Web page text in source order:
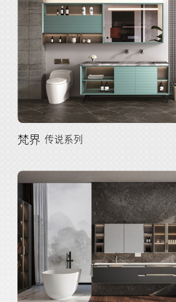
梵界 传说系列